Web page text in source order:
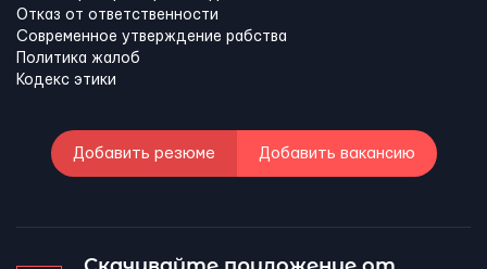
Отказ от ответственности
Современное утверждение рабства
Политика жалоб
Кодекс этики
Добавить резюме Добавить вакансию